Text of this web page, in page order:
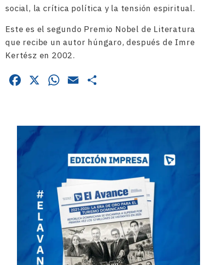
social, la crítica política y la tensión espiritual.
Este es el segundo Premio Nobel de Literatura
que recibe un autor húngaro, después de Imre
Kertész en 2002.
Facebook
X WhatsApp
Email